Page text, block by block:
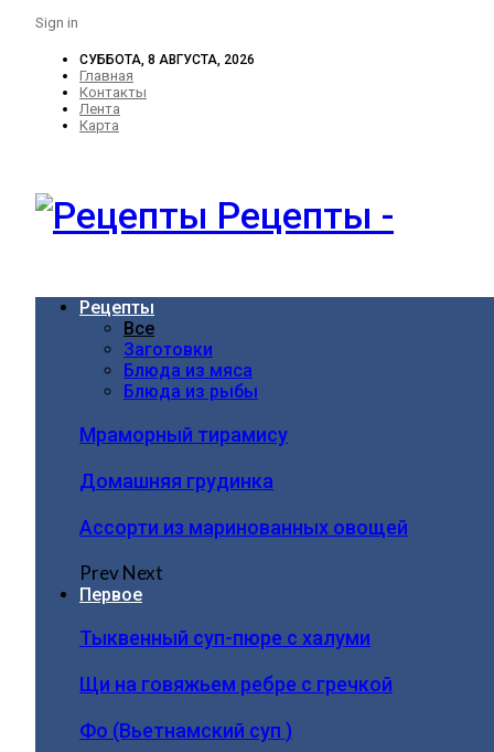
Sign in
СУББОТА, 8 АВГУСТА, 2026
Главная
Контакты
Лента
Карта
Рецепты -
Рецепты
Все
Заготовки
Блюда из мяса
Блюда из рыбы
Мраморный тирамису
Домашняя грудинка
Ассорти из маринованных овощей
PrevNext
Первое
Тыквенный суп-пюре с халуми
Щи на говяжьем ребре с гречкой
Фо (Вьетнамский суп )